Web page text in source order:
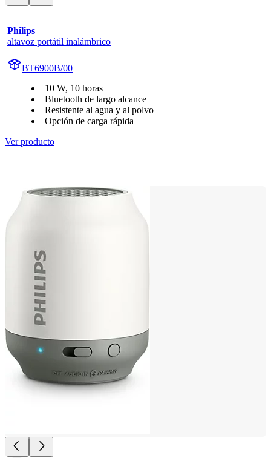
Philips
altavoz portátil inalámbrico
BT6900B/00
10 W, 10 horas
Bluetooth de largo alcance
Resistente al agua y al polvo
Opción de carga rápida
Ver producto